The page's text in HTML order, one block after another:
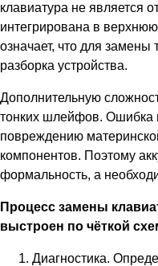
клавиатура не является
интегрирована в
означает, что для замены
разборка устройства.
Дополнительную
тонких шлейфов. Ошибка
повреждению
компонентов. Поэтому
формальность, а
Процесс замены
выстроен по чёткой
Диагностика.